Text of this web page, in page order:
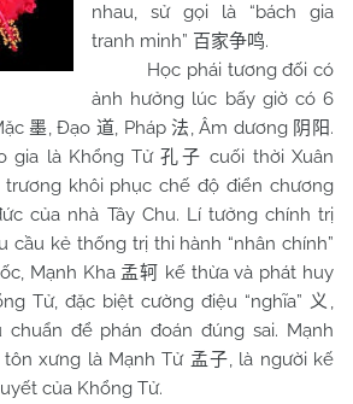
nhau, sử gọi là “bách gia
tranh minh” 百家争鸣.
Học phái tương đối có
ảnh hưởng lúc bấy giờ có 6
墨, Đạo 道, Pháp法, Âm dương 阴阳.
gia là Khổng Tử孔子 cuối thời Xuân
khôi phục chế độ điển chương
của nhà Tây Chu. Lí tưởng chính trị
cầu kẻ thống trị thi hành “nhân chính”
Mạnh Kha 孟轲
kế thừa và phát huy
Tử, đặc biệt cường điệu “nghĩa” 义 ,
chuẩn để phán đoán đúng sai. Mạnh
xưng là Mạnh Tử 孟子, là người kế
của Khổng Tử.